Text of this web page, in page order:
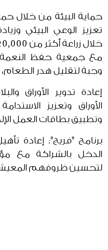
حماية البيئة من خلال
تعزيز الوعي البيئي
وجبة لتقليل هدر الطعام،
إعادة تدوير الأوراق
الأوراق وتعزيز
وتطبيق بطاقات العمل
برنامج "فريج": إعادة
الدخل بالشراكة مع
لتحسين ظروفهم